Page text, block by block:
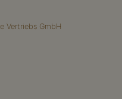
Vertriebs GmbH